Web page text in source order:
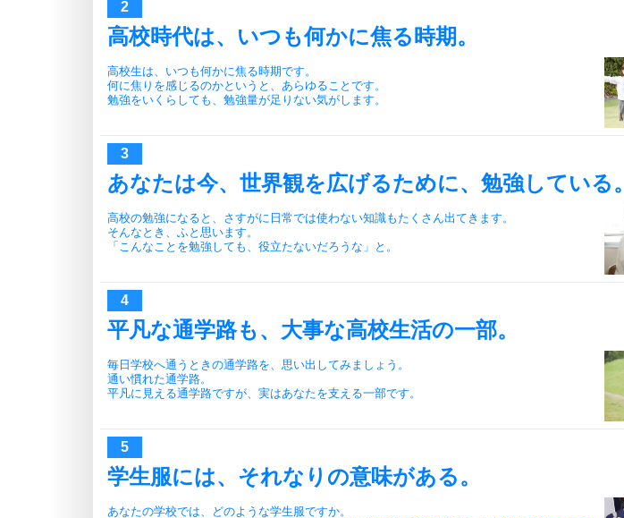
高校時代は、いつも何かに焦る時期。
高校生は、いつも何かに焦る時期です。
何に焦りを感じるのかというと、あらゆることです。
勉強をいくらしても、勉強量が足りない気がします。
あなたは今、世界観を広げるために、勉強している。
高校の勉強になると、さすがに日常では使わない知識もたくさん出てきます。
そんなとき、ふと思います。
「こんなことを勉強しても、役立たないだろうな」と。
平凡な通学路も、大事な高校生活の一部。
毎日学校へ通うときの通学路を、思い出してみましょう。
通い慣れた通学路。
平凡に見える通学路ですが、実はあなたを支える一部です。
学生服には、それなりの意味がある。
あなたの学校では、どのような学生服ですか。